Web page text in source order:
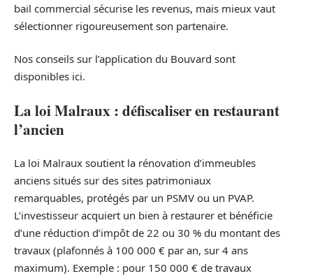
bail commercial sécurise les revenus, mais mieux vaut
sélectionner rigoureusement son partenaire.
Nos conseils sur l’application du Bouvard sont
disponibles ici.
La loi Malraux : défiscaliser en restaurant
l’ancien
La loi Malraux soutient la rénovation d’immeubles
anciens situés sur des sites patrimoniaux
remarquables, protégés par un PSMV ou un PVAP.
L’investisseur acquiert un bien à restaurer et bénéficie
d’une réduction d’impôt de 22 ou 30 % du montant des
travaux (plafonnés à 100 000 € par an, sur 4 ans
maximum). Exemple : pour 150 000 € de travaux